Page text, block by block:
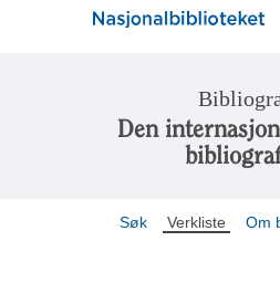
Den
Søk Verkliste Om